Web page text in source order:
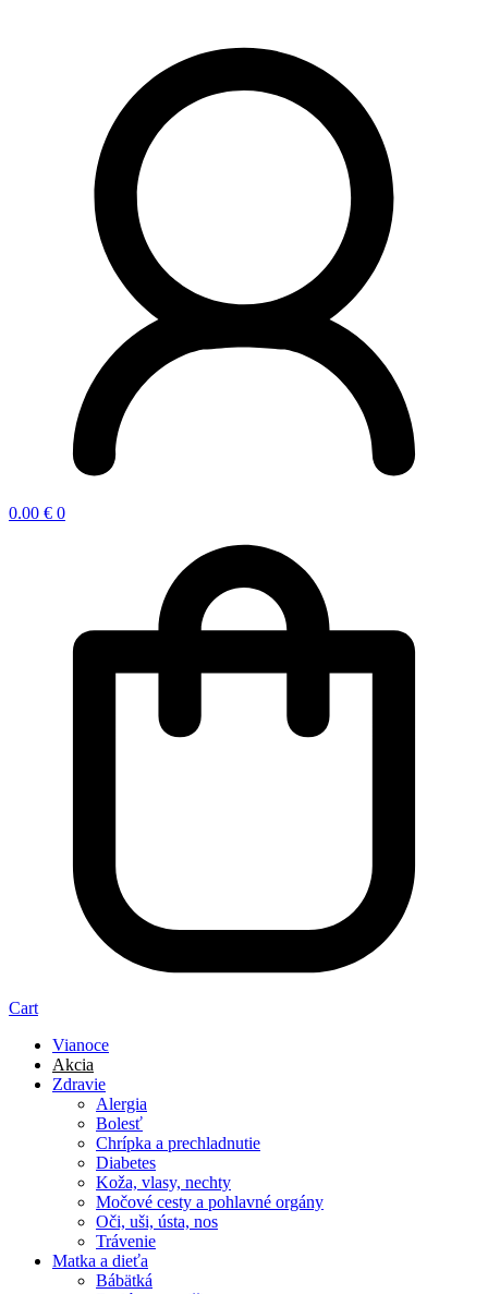
0.00 € 0
Cart
Vianoce
Akcia
Zdravie
Alergia
Bolesť
Chrípka a prechladnutie
Diabetes
Koža, vlasy, nechty
Močové cesty a pohlavné orgány
Oči, uši, ústa, nos
Trávenie
Matka a dieťa
Bábätká